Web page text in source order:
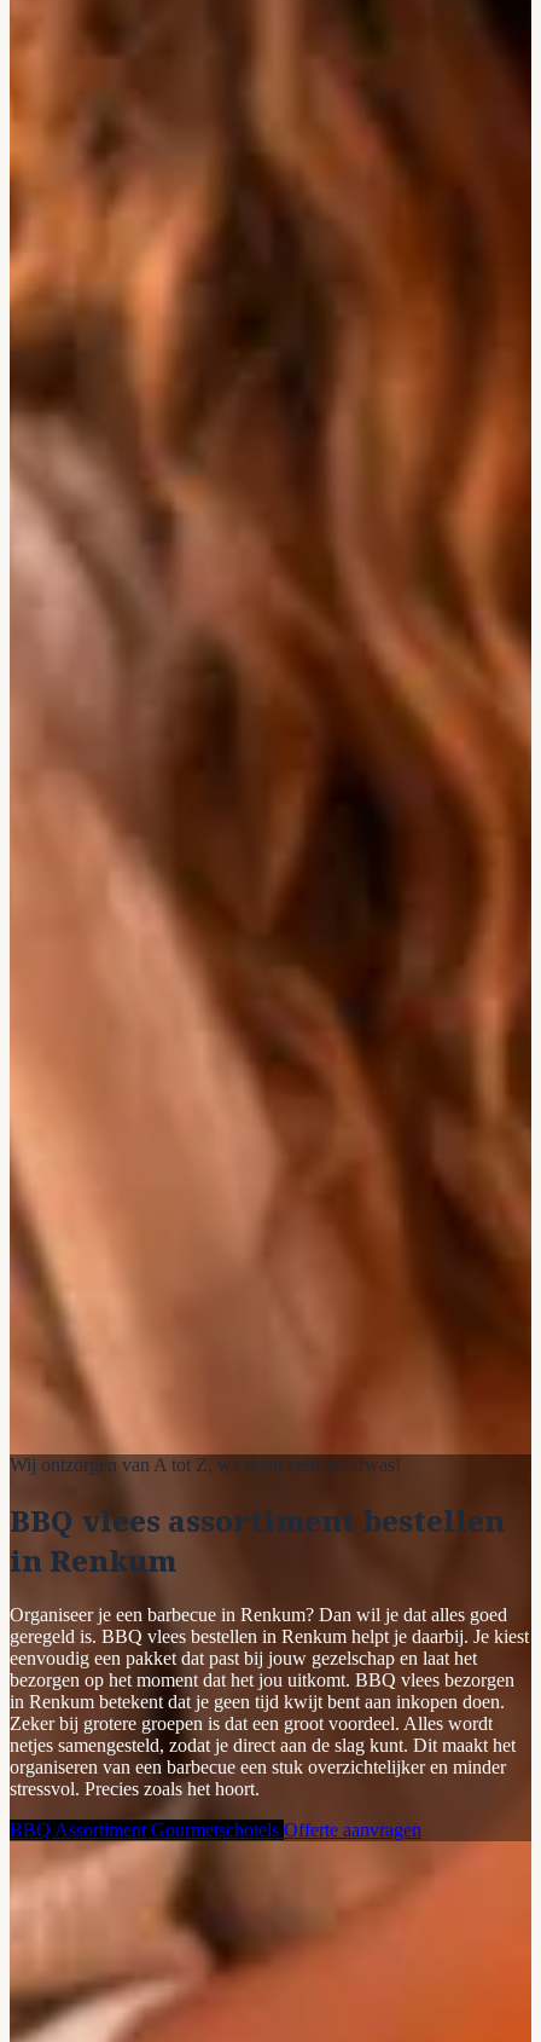
Wij ontzorgen van A tot Z, we doen zelfs de afwas!
BBQ vlees assortiment bestellen
in Renkum
Organiseer je een barbecue in Renkum? Dan wil je dat alles goed
geregeld is. BBQ vlees bestellen in Renkum helpt je daarbij. Je kiest
eenvoudig een pakket dat past bij jouw gezelschap en laat het
bezorgen op het moment dat het jou uitkomt. BBQ vlees bezorgen
in Renkum betekent dat je geen tijd kwijt bent aan inkopen doen.
Zeker bij grotere groepen is dat een groot voordeel. Alles wordt
netjes samengesteld, zodat je direct aan de slag kunt. Dit maakt het
organiseren van een barbecue een stuk overzichtelijker en minder
stressvol. Precies zoals het hoort.
BBQ Assortiment Gourmetschotels Offerte aanvragen